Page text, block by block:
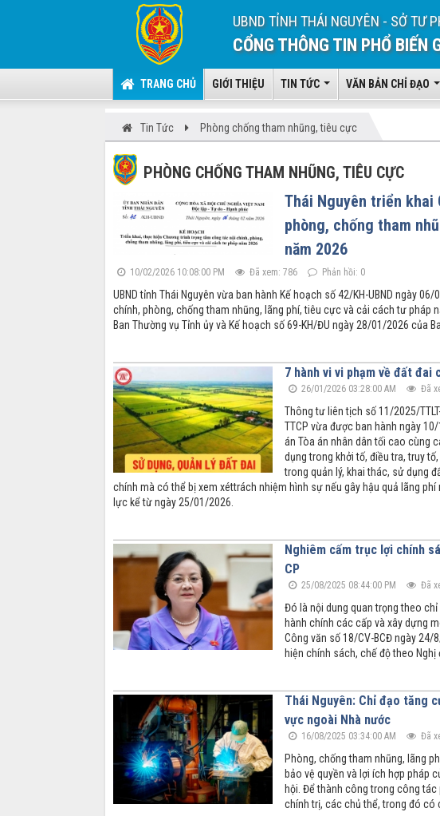
UBND TỈNH THÁI NGUYÊN - SỞ TƯ
CỔNG THÔNG TIN PHỔ BIẾN
TRANG CHỦ GIỚI THIỆU TIN TỨC VĂN BẢN CHỈ ĐẠO
Tin Tức Phòng chống tham nhũng, tiêu cực
PHÒNG CHỐNG THAM NHŨNG, TIÊU CỰC
Thái Nguyên triển
phòng, chống tham
năm 2026
10/02/2026 10:08:00 PM Đã xem: 786 Phản hồi: 0
UBND tỉnh Thái Nguyên vừa ban hành Kế hoạch số 42/KH-UBND ngày
chính, phòng, chống tham nhũng, lãng phí, tiêu cực và cải cách tư pháp
Ban Thường vụ Tỉnh ủy và Kế hoạch số 69-KH/ĐU ngày 28/01/2026 của
7 hành vi vi phạm về đất
26/01/2026 03:28:00 AM Đã
Thông tư liên tịch số 11/2025/TTLT-
TTCP vừa được ban hành ngày
án Tòa án nhân dân tối cao cùng
dụng trong khởi tố, điều tra, truy
trong quản lý, khai thác, sử dụng
chính mà có thể bị xem xéttrách nhiệm hình sự nếu gây hậu quả lãng
lực kể từ ngày 25/01/2026.
Nghiêm cấm trục lợi chính
CP
25/08/2025 08:44:00 PM Đã
Đó là nội dung quan trọng theo
hành chính các cấp và xây dựng
Công văn số 18/CV-BCĐ ngày
hiện chính sách, chế độ theo
Thái Nguyên: Chỉ đạo tăng
vực ngoài Nhà nước
16/08/2025 03:34:00 AM Đã
Phòng, chống tham nhũng, lãng
bảo vệ quyền và lợi ích hợp pháp
hội. Để thành công trong công
chính trị, các chủ thể, trong đó có